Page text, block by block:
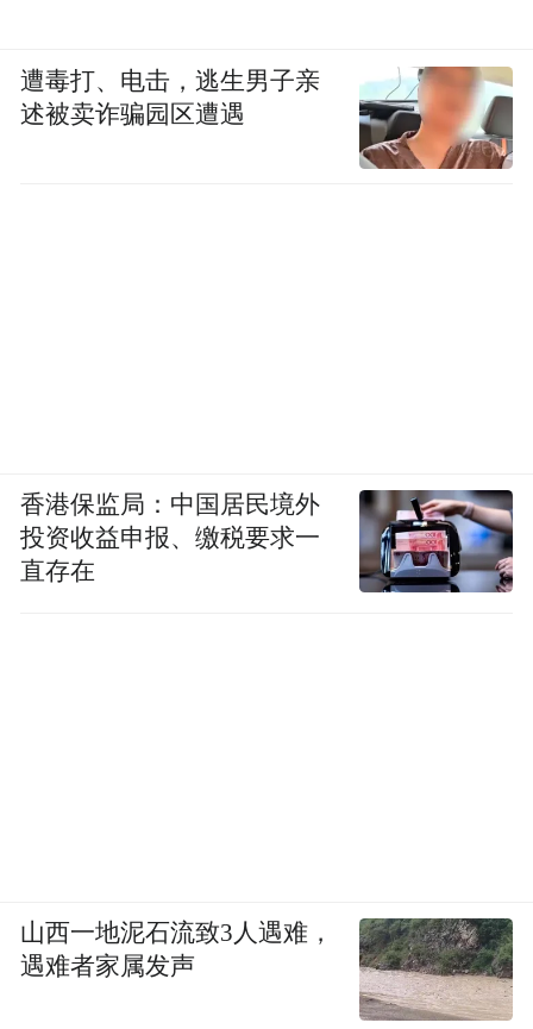
遭毒打、电击，逃生男子亲
述被卖诈骗园区遭遇
香港保监局：中国居民境外
投资收益申报、缴税要求一
直存在
山西一地泥石流致3人遇难，
遇难者家属发声